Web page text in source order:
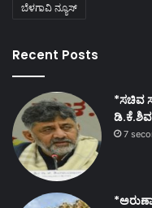
ಬೆಳಗಾವಿ ನ್ಯೂಸ್
Recent Posts
*ಸಚಿವ
7